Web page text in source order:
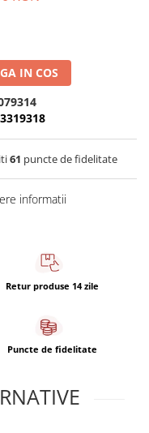
IN COS
61 puncte de fidelitate
informatii
Retur produse 14 zile
Puncte de fidelitate